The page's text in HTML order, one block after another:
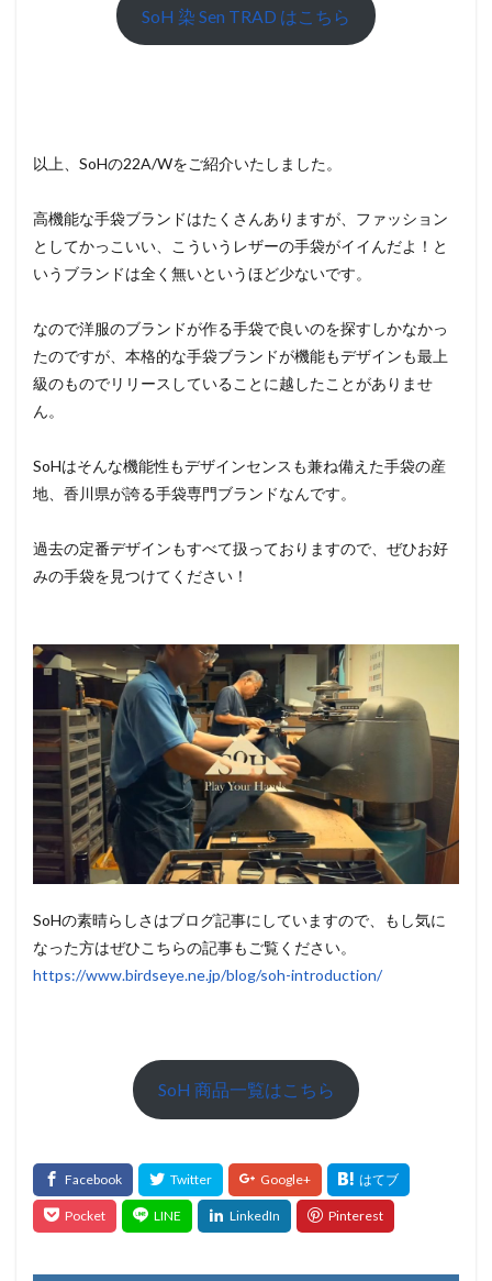
SoH 染 Sen TRAD はこちら
以上、SoHの22A/Wをご紹介いたしました。
高機能な手袋ブランドはたくさんありますが、ファッション
としてかっこいい、こういうレザーの手袋がイイんだよ！と
いうブランドは全く無いというほど少ないです。
なので洋服のブランドが作る手袋で良いのを探すしかなかっ
たのですが、本格的な手袋ブランドが機能もデザインも最上
級のものでリリースしていることに越したことがありませ
ん。
SoHはそんな機能性もデザインセンスも兼ね備えた手袋の産
地、香川県が誇る手袋専門ブランドなんです。
過去の定番デザインもすべて扱っておりますので、ぜひお好
みの手袋を見つけてください！
SoHの素晴らしさはブログ記事にしていますので、もし気に
なった方はぜひこちらの記事もご覧ください。
https://www.birdseye.ne.jp/blog/soh-introduction/
SoH 商品一覧はこちら